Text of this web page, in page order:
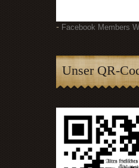
- Facebook Members
Unser QR-